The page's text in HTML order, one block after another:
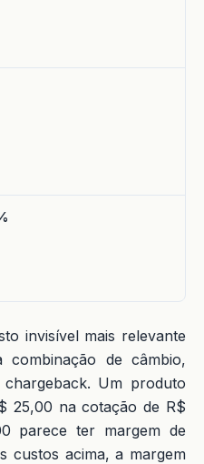
invisível mais relevante
de câmbio,
Um produto
25,00 na cotação de R$
parece ter margem de
custos acima, a margem